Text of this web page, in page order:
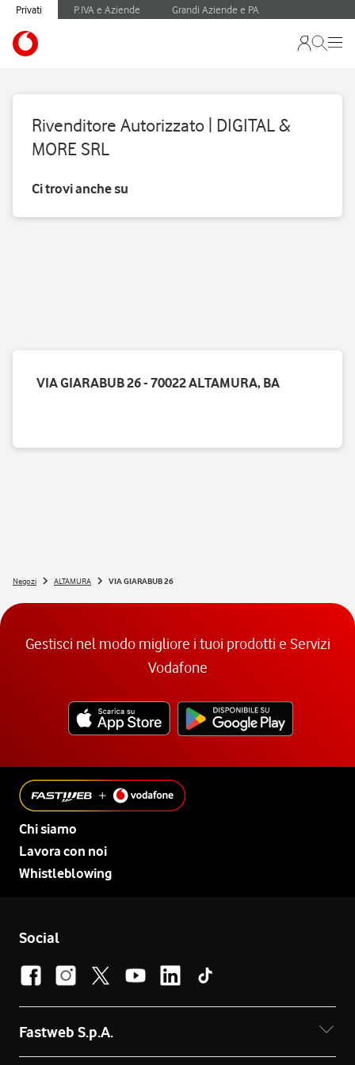
Privati P.IVA e Aziende Grandi Aziende e PA
Rivenditore Autorizzato | DIGITAL &
MORE SRL
Ci trovi anche su
VIA GIARABUB 26 - 70022 ALTAMURA, BA
Negozi ALTAMURA VIA GIARABUB 26
Gestisci nel modo migliore i tuoi prodotti e Servizi
Vodafone
Chi siamo
Lavora con noi
Whistleblowing
Social
Fastweb S.p.A.